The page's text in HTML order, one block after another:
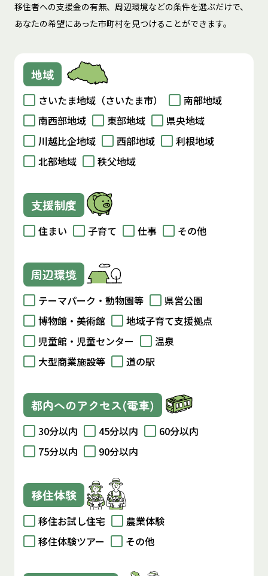
移住者への支援金の有無、周辺環境などの条件を選ぶだけで、
あなたの希望にあった市町村を見つけることができます。
地域
さいたま地域（さいたま市）
南部地域
南西部地域
東部地域
県央地域
川越比企地域
西部地域
利根地域
北部地域
秩父地域
支援制度
住まい 子育て 仕事 その他
周辺環境
テーマパーク・動物園等
県営公園
博物館・美術館
地域子育て支援拠点
児童館・児童センター
温泉
大型商業施設等
道の駅
都内へのアクセス(電車)
30分以内 45分以内
60分以内
75分以内
90分以内
移住体験
移住お試し住宅
農業体験
移住体験ツアー
その他